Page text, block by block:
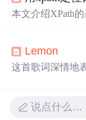
本文介绍XPath
曲《lemon
Lemon
这首歌词深情地
忆，都构成了主
说点什么…